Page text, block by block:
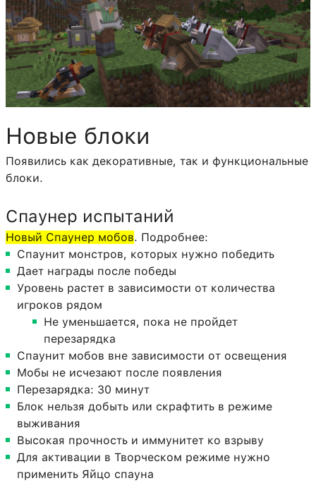
Новые блоки
Появились как декоративные, так и функциональные
блоки.
Спаунер испытаний
Новый Спаунер мобов. Подробнее:
Спаунит монстров, которых нужно победить
Дает награды после победы
Уровень растет в зависимости от количества
игроков рядом
Не уменьшается, пока не пройдет
перезарядка
Спаунит мобов вне зависимости от освещения
Мобы не исчезают после появления
Перезарядка: 30 минут
Блок нельзя добыть или скрафтить в режиме
выживания
Высокая прочность и иммунитет ко взрыву
Для активации в Творческом режиме нужно
применить Яйцо спауна